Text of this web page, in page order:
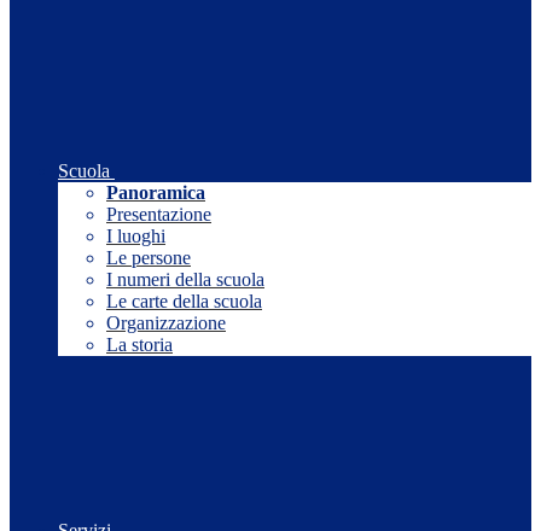
Scuola
Panoramica
Presentazione
I luoghi
Le persone
I numeri della scuola
Le carte della scuola
Organizzazione
La storia